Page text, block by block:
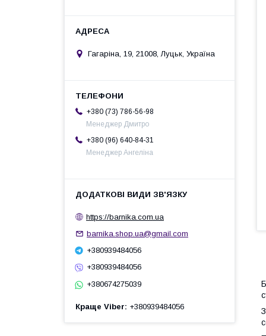
Гагаріна, 19, 21008, Луцьк, Україна
+380 (73) 786-56-98
Менеджер Дмитро
+380 (96) 640-84-31
Менеджер Ангеліна
https://barnika.com.ua
barnika.shop.ua@gmail.com
+380939484056
+380939484056
+380674275039
Краще Viber +380939484056